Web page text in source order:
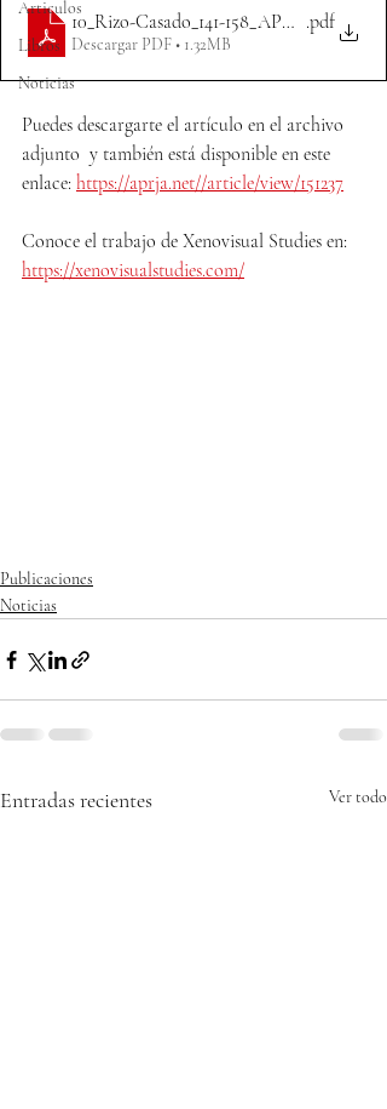
Articulos
Libros
Noticias
10_Rizo-Casado_141- .pdf
Descargar PDF • 1.32MB
Puedes descargarte el artículo en el archivo
adjunto  y también está disponible en este
enlace: https://aprja.net//article/view/151237
Conoce el trabajo de Xenovisual Studies en:
https://xenovisualstudies.com/
Publicaciones
Noticias
Entradas recientes Ver todo